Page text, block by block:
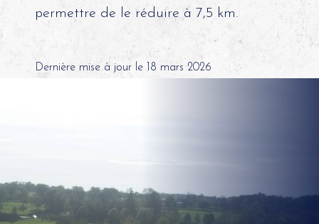
permettre de le réduire à 7,5 km.
Dernière mise à jour le 18 mars 2026